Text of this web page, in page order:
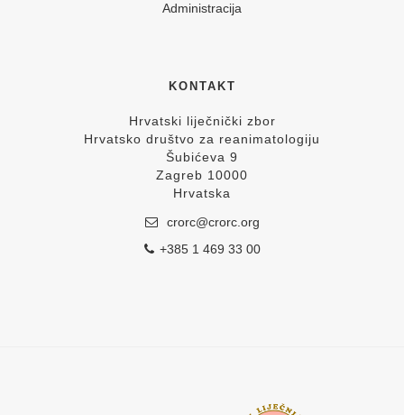
Administracija
KONTAKT
Hrvatski liječnički zbor
Hrvatsko društvo za reanimatologiju
Šubićeva 9
Zagreb 10000
Hrvatska
crorc@crorc.org
+385 1 469 33 00